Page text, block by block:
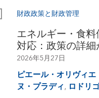
財政政策と財政管理
エネルギー・食
対応：政策の詳
2026年5月27日
ピエール・オリヴィ
ヌ・プラディ, ロドリ